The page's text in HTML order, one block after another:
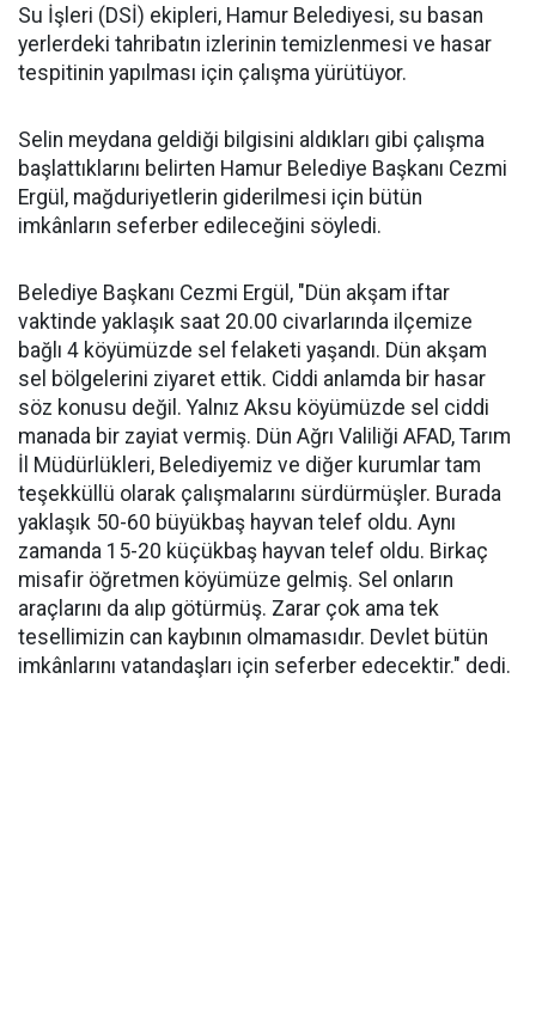
Su İşleri (DSİ) ekipleri, Hamur Belediyesi, su basan
yerlerdeki tahribatın izlerinin temizlenmesi ve hasar
tespitinin yapılması için çalışma yürütüyor.
Selin meydana geldiği bilgisini aldıkları gibi çalışma
başlattıklarını belirten Hamur Belediye Başkanı Cezmi
Ergül, mağduriyetlerin giderilmesi için bütün
imkânların seferber edileceğini söyledi.
Belediye Başkanı Cezmi Ergül, "Dün akşam iftar
vaktinde yaklaşık saat 20.00 civarlarında ilçemize
bağlı 4 köyümüzde sel felaketi yaşandı. Dün akşam
sel bölgelerini ziyaret ettik. Ciddi anlamda bir hasar
söz konusu değil. Yalnız Aksu köyümüzde sel ciddi
manada bir zayiat vermiş. Dün Ağrı Valiliği AFAD, Tarım
İl Müdürlükleri, Belediyemiz ve diğer kurumlar tam
teşekküllü olarak çalışmalarını sürdürmüşler. Burada
yaklaşık 50-60 büyükbaş hayvan telef oldu. Aynı
zamanda 15-20 küçükbaş hayvan telef oldu. Birkaç
misafir öğretmen köyümüze gelmiş. Sel onların
araçlarını da alıp götürmüş. Zarar çok ama tek
tesellimizin can kaybının olmamasıdır. Devlet bütün
imkânlarını vatandaşları için seferber edecektir." dedi.